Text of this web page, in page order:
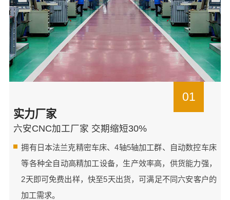
01
实力厂家
六安CNC加工厂家 交期缩短30%
拥有日本法兰克精密车床、4轴5轴加工群、自动数控车床
等各种全自动高精加工设备，生产效率高，供货能力强，
2天即可免费出样，快至5天出货，可满足不同六安客户的
加工需求。